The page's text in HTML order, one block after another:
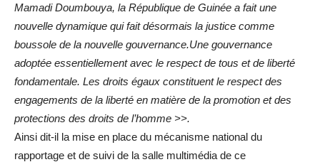
Mamadi Doumbouya, la République de Guinée a fait une
nouvelle dynamique qui fait désormais la justice comme
boussole de la nouvelle gouvernance.Une gouvernance
adoptée essentiellement avec le respect de tous et de liberté
fondamentale. Les droits égaux constituent le respect des
engagements de la liberté en matière de la promotion et des
protections des droits de l’homme >>.
Ainsi dit-il la mise en place du mécanisme national du
rapportage et de suivi de la salle multimédia de ce